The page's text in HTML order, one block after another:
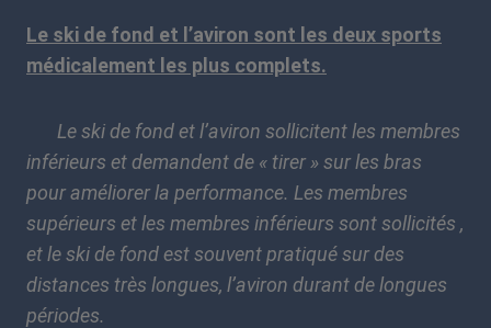
Le ski de fond et l’aviron sont les deux sports
médicalement les plus complets.
Le ski de fond et l’aviron sollicitent les membres
inférieurs et demandent de « tirer » sur les bras
pour améliorer la performance. Les membres
supérieurs et les membres inférieurs sont sollicités ,
et le ski de fond est souvent pratiqué sur des
distances très longues, l’aviron durant de longues
périodes.